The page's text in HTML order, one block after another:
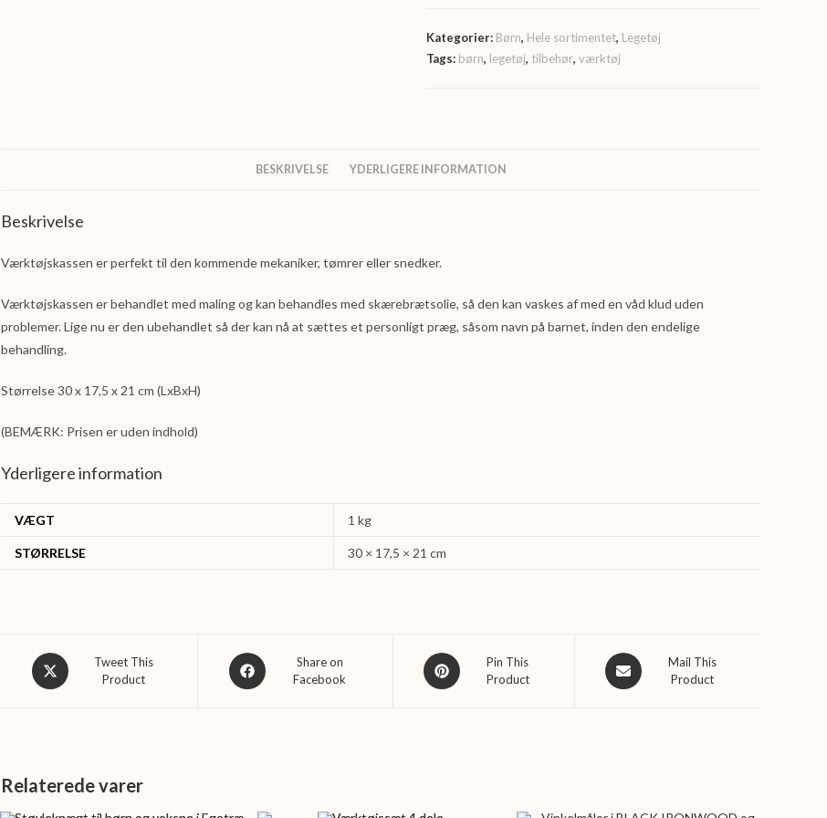
Kategorier: Børn, Hele sortimentet, Legetøj
Tags: børn, legetøj, tilbehør,værktøj
BESKRIVELSE YDERLIGERE INFORMATION
Beskrivelse
Værktøjskassen er perfekt til den kommende mekaniker, tømrer eller snedker.
Værktøjskassen er behandlet med maling og kan behandles med skærebrætsolie, så den kan vaskes af med en våd klud uden
problemer. Lige nu er den ubehandlet så der kan nå at sættes et personligt præg, såsom navn på barnet, inden den endelige
behandling.
Størrelse 30 x 17,5 x 21 cm (LxBxH)
(BEMÆRK: Prisen er uden indhold)
Yderligere information
VÆGT 1 kg
STØRRELSE 30 × 17,5 × 21 cm
Opens
in
Tweet This
Product
Opens
in
Share on
Facebook
Opens
in
Pin This
Product
Opens
in
Mail This
Product
Relaterede varer